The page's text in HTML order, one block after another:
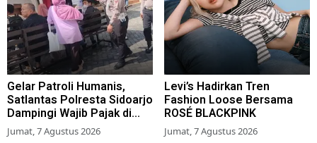
Gelar Patroli Humanis,
Satlantas Polresta Sidoarjo
Dampingi Wajib Pajak di
Samsat
Jumat, 7 Agustus 2026
Levi’s Hadirkan Tren
Fashion Loose Bersama
ROSÉ BLACKPINK
Jumat, 7 Agustus 2026